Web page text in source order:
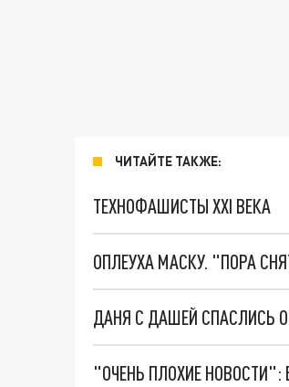
ЧИТАЙТЕ ТАКЖЕ:
ТЕХНОФАШИСТЫ XXI ВЕКА
ОПЛЕУХА МАСКУ. "ПОРА
ДАНЯ С ДАШЕЙ СПАСЛИСЬ